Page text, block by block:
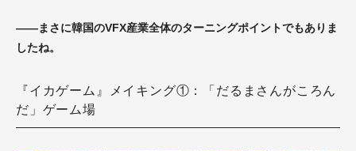
――まさに韓国のVFX産業全体のターニングポイントでもありま
したね。
『イカゲーム』メイキング①：「だるまさんがころん
だ」ゲーム場